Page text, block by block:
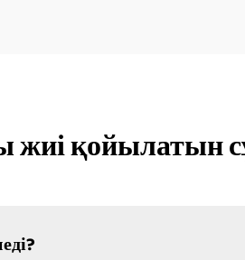
жиі қойылатын